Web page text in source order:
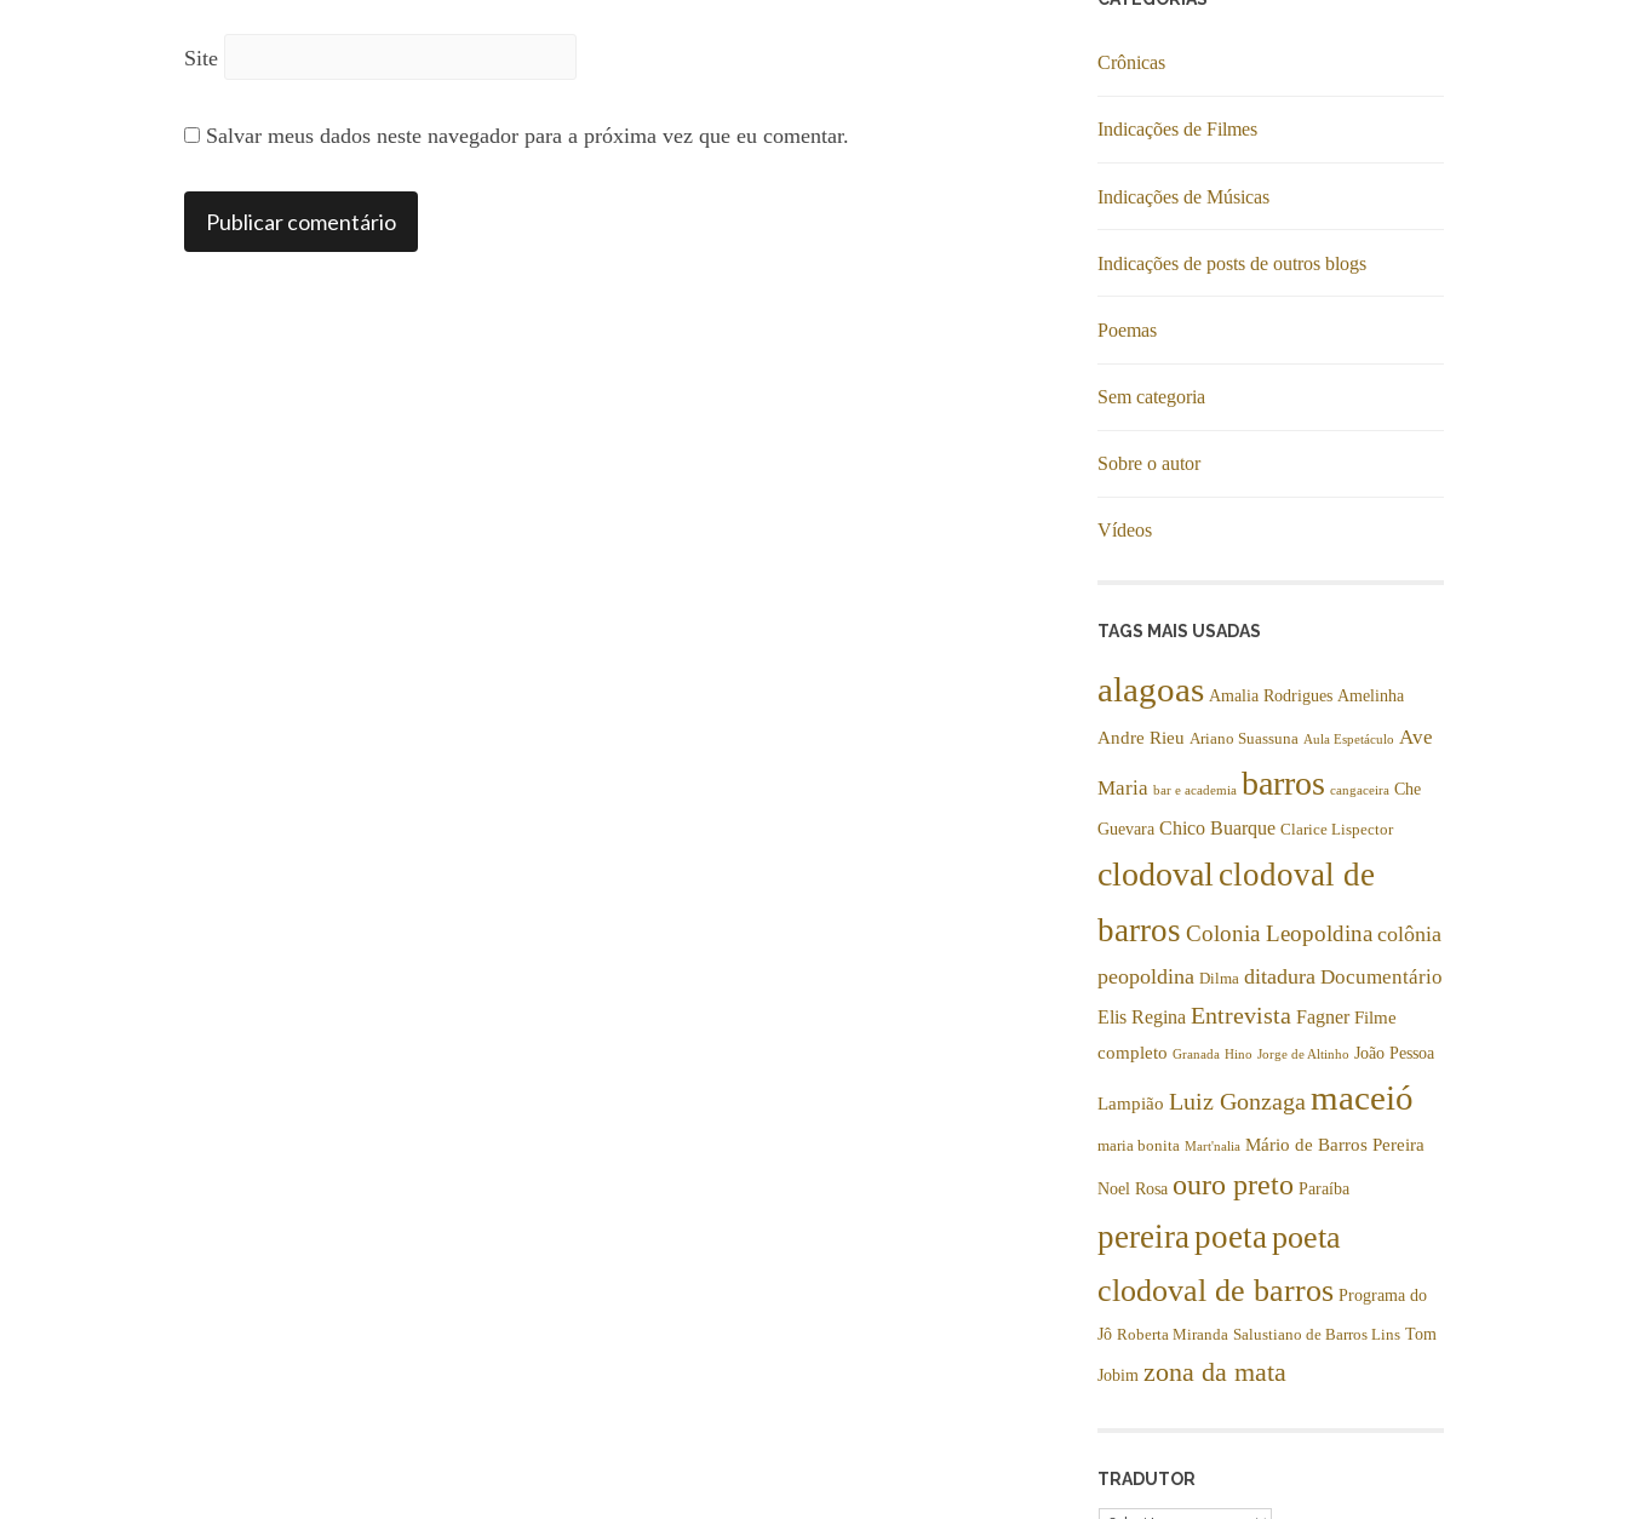
Site
Salvar meus dados neste navegador para a próxima vez que eu comentar.
Crônicas
Indicações de Filmes
Indicações de Músicas
Indicações de posts de outros blogs
Poemas
Sem categoria
Sobre o autor
Vídeos
TAGS MAIS USADAS
alagoas Amalia Rodrigues Amelinha
Andre Rieu Ariano Suassuna Aula Espetáculo Ave
Maria bar e academia barros cangaceira Che
Guevara Chico Buarque Clarice Lispector
clodoval clodoval de
barros Colonia Leopoldina colônia
peopoldina Dilma ditadura Documentário
Elis Regina Entrevista Fagner Filme
completo Granada Hino Jorge de Altinho João Pessoa
Lampião Luiz Gonzaga maceió
maria bonita Mart'nalia Mário de Barros Pereira
Noel Rosa ouro preto Paraíba
pereira poeta poeta
clodoval de barros Programa do
Jô Roberta Miranda Salustiano de Barros Lins Tom
Jobim zona da mata
TRADUTOR